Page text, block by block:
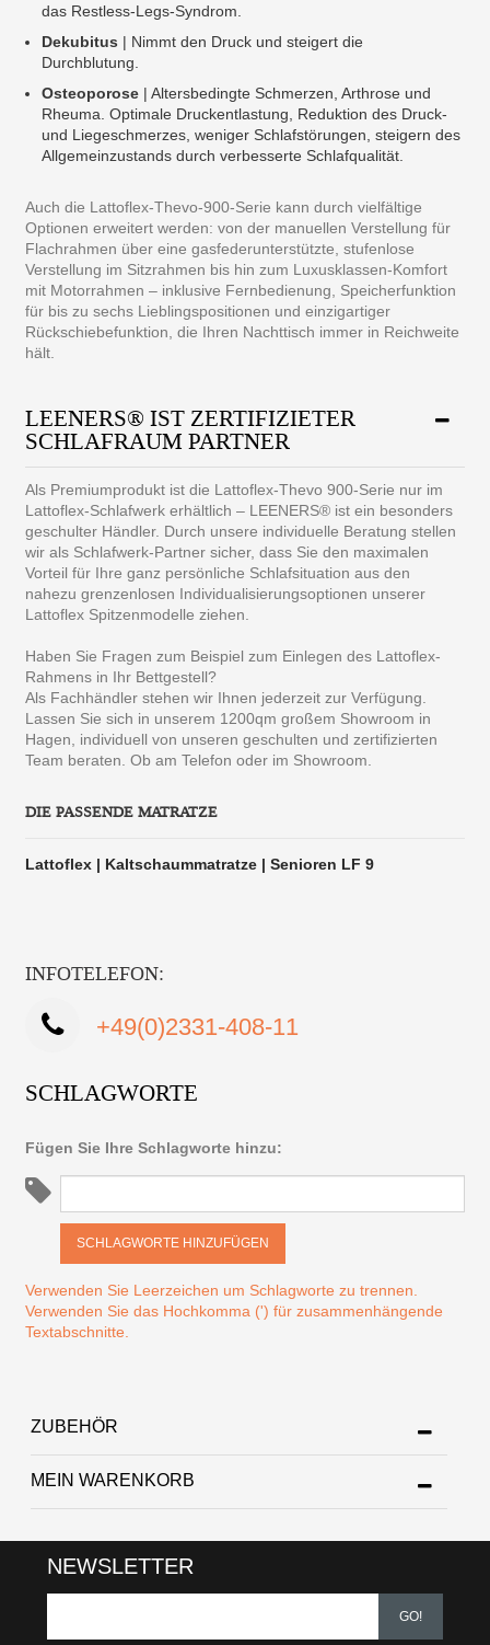
das Restless-Legs-Syndrom.
Dekubitus | Nimmt den Druck und steigert die
Durchblutung.
Osteoporose | Altersbedingte Schmerzen, Arthrose und
Rheuma. Optimale Druckentlastung, Reduktion des Druck-
und Liegeschmerzes, weniger Schlafstörungen, steigern des
Allgemeinzustands durch verbesserte Schlafqualität.
Auch die Lattoflex-Thevo-900-Serie kann durch vielfältige
Optionen erweitert werden: von der manuellen Verstellung für
Flachrahmen über eine gasfederunterstützte, stufenlose
Verstellung im Sitzrahmen bis hin zum Luxusklassen-Komfort
mit Motorrahmen – inklusive Fernbedienung, Speicherfunktion
für bis zu sechs Lieblingspositionen und einzigartiger
Rückschiebefunktion, die Ihren Nachttisch immer in Reichweite
hält.
LEENERS® IST ZERTIFIZIETER
SCHLAFRAUM PARTNER
Als Premiumprodukt ist die Lattoflex-Thevo 900-Serie nur im
Lattoflex-Schlafwerk erhältlich – LEENERS® ist ein besonders
geschulter Händler. Durch unsere individuelle Beratung stellen
wir als Schlafwerk-Partner sicher, dass Sie den maximalen
Vorteil für Ihre ganz persönliche Schlafsituation aus den
nahezu grenzenlosen Individualisierungsoptionen unserer
Lattoflex Spitzenmodelle ziehen.
Haben Sie Fragen zum Beispiel zum Einlegen des Lattoflex-
Rahmens in Ihr Bettgestell?
Als Fachhändler stehen wir Ihnen jederzeit zur Verfügung.
Lassen Sie sich in unserem 1200qm großem Showroom in
Hagen, individuell von unseren geschulten und zertifizierten
Team beraten. Ob am Telefon oder im Showroom.
DIE PASSENDE MATRATZE
Lattoflex | Kaltschaummatratze | Senioren LF 9
INFOTELEFON:
+49(0)2331-408-11
SCHLAGWORTE
Fügen Sie Ihre Schlagworte hinzu:
SCHLAGWORTE HINZUFÜGEN
Verwenden Sie Leerzeichen um Schlagworte zu trennen.
Verwenden Sie das Hochkomma (') für zusammenhängende
Textabschnitte.
ZUBEHÖR
MEIN WARENKORB
NEWSLETTER
GO!